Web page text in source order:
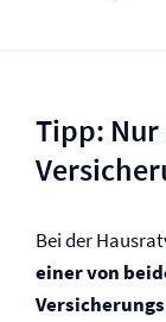
Tipp: Nur
Bei der
einer von